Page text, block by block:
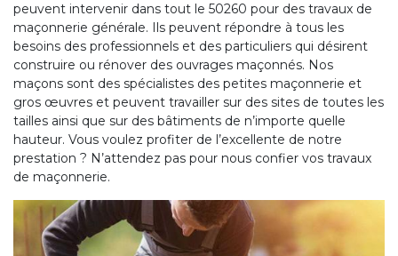
peuvent intervenir dans tout le 50260 pour des travaux de
maçonnerie générale. Ils peuvent répondre à tous les
besoins des professionnels et des particuliers qui désirent
construire ou rénover des ouvrages maçonnés. Nos
maçons sont des spécialistes des petites maçonnerie et
gros œuvres et peuvent travailler sur des sites de toutes les
tailles ainsi que sur des bâtiments de n’importe quelle
hauteur. Vous voulez profiter de l’excellente de notre
prestation ? N’attendez pas pour nous confier vos travaux
de maçonnerie.